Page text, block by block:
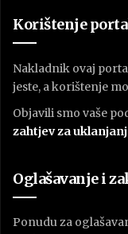
Korištenje
Nakladnik ovaj
jeste, a korištenje
Objavili smo vaše
zahtjev za
Oglašavanje i
Ponudu za